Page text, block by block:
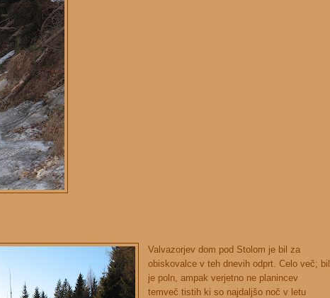
Valvazorjev dom pod Stolom je bil za
obiskovalce v teh dnevih odprt. Celo več; bil
je poln, ampak verjetno ne planincev
temveč tistih ki so najdaljšo noč v letu